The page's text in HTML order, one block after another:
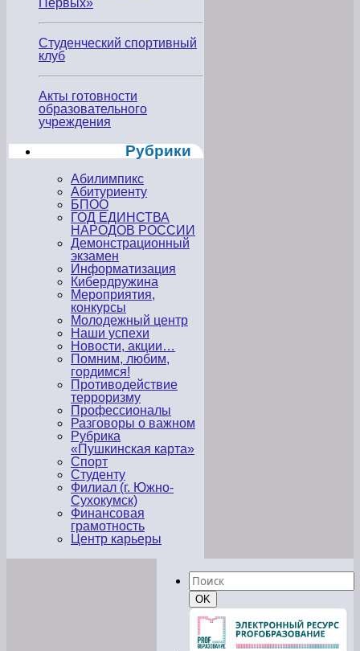
Первых»
Студенческий спортивный
клуб
Акты готовности
образовательного
учреждения
Рубрики
Абилимпикс
Абитуриенту
БПОО
ГОД ЕДИНСТВА
НАРОДОВ РОССИИ
Демонстрационный
экзамен
Информатизация
Кибердружина
Мероприятия,
конкурсы
Молодежный центр
Наши успехи
Новости, акции…
Помним, любим,
гордимся!
Противодействие
терроризму
Профессионалы
Разговоры о важном
Рубрика
«Пушкинская карта»
Спорт
Студенту
Филиал (г. Южно-
Сухокумск)
Финансовая
грамотность
Центр карьеры
Найти:
Поиск
OK